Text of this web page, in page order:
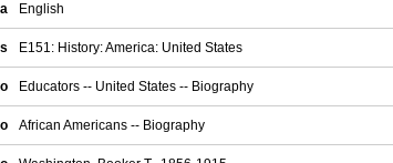
English
E151: History: America: United States
Educators -- United States -- Biography
African Americans -- Biography